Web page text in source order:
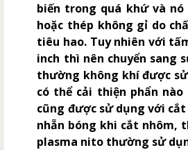
biến trong quá khứ và
hoặc thép không gỉ do
tiêu hao. Tuy nhiên với
inch thì nên chuyển sang
thường không khí được
có thể cải thiện phẩn
cũng được sử dụng với
nhẵn bóng khi cắt nhôm,
plasma nito thường sử